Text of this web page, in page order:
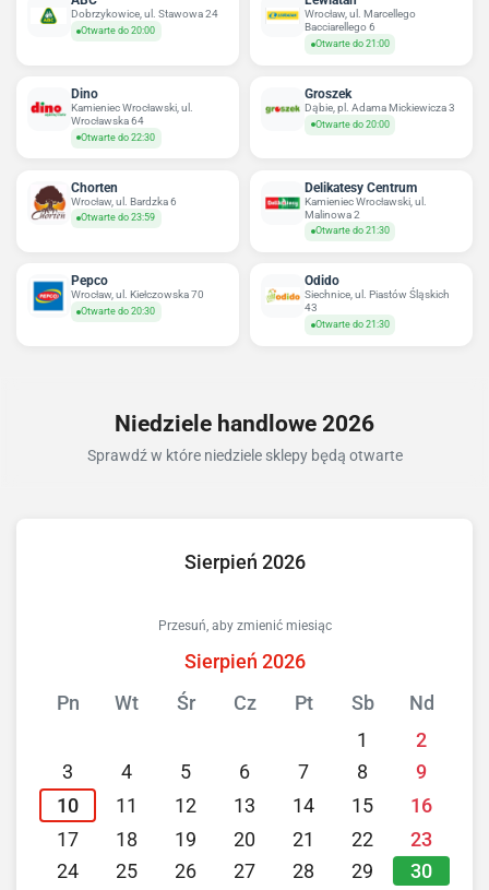
Dobrzykowice, ul. Stawowa 24
Otwarte do 20:00
Wrocław, ul. Marcellego
Bacciarellego 6
Otwarte do 21:00
Dino
Kamieniec Wrocławski, ul.
Wrocławska 64
Otwarte do 22:30
Groszek
Dąbie, pl. Adama Mickiewicza 3
Otwarte do 20:00
Chorten
Wrocław, ul. Bardzka 6
Otwarte do 23:59
Delikatesy Centrum
Kamieniec Wrocławski, ul.
Malinowa 2
Otwarte do 21:30
Pepco
Wrocław, ul. Kiełczowska 70
Otwarte do 20:30
Odido
Siechnice, ul. Piastów Śląskich
43
Otwarte do 21:30
Niedziele handlowe 2026
Sprawdź w które niedziele sklepy będą otwarte
Sierpień 2026
Przesuń, aby zmienić miesiąc
Sierpień 2026
Pn
Wt Śr Cz Pt Sb
Nd
1
2
3
4 5 6 7 8
9
10
11 12 13 14 15
16
17
18 19 20 21 22
23
24
25 26 27 28 29 30